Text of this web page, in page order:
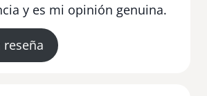
y es mi opinión genuina.
reseña